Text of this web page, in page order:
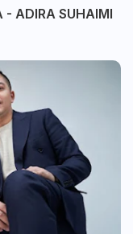
- ADIRA SUHAIMI